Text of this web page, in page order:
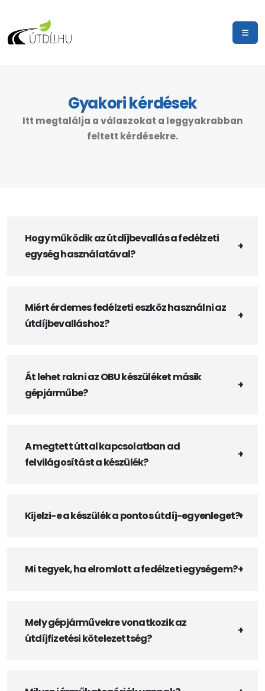
Gyakori kérdések
Itt megtalálja a válaszokat a leggyakrabban
feltett kérdésekre.
Hogy működik az útdíjbevallás a fedélzeti
egység használatával?
Miért érdemes fedélzeti eszköz használni az
útdíjbevalláshoz?
Át lehet rakni az OBU készüléket másik
gépjárműbe?
A megtett úttal kapcsolatban ad
felvilágosítást a készülék?
Kijelzi-e a készülék a pontos útdíj-egyenleget?
Mi tegyek, ha elromlott a fedélzeti egységem?
Mely gépjárművekre vonatkozik az
útdíjfizetési kötelezettség?